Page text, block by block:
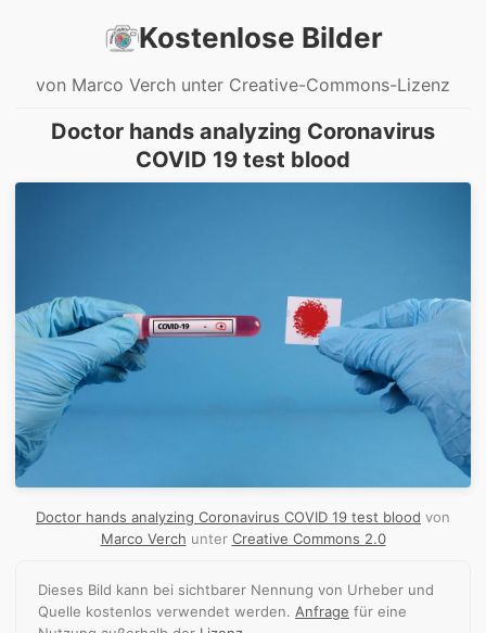
Kostenlose Bilder
von Marco Verch unter Creative-Commons-Lizenz
Doctor hands analyzing Coronavirus
COVID 19 test blood
Doctor hands analyzing Coronavirus COVID 19 test blood von
Marco Verch unter Creative Commons 2.0
Dieses Bild kann bei sichtbarer Nennung von Urheber und
Quelle kostenlos verwendet werden. Anfrage für eine